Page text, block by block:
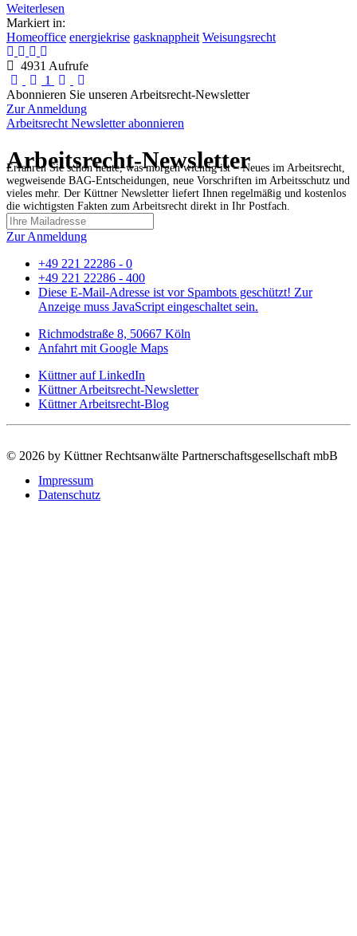
Weiterlesen
Markiert in:
Homeoffice energiekrise gasknappheit Weisungsrecht
4931 Aufrufe
First Page
Previous Page
1 Next Page
Abonnieren Sie unseren Arbeitsrecht-Newsletter
Zur Anmeldung
Arbeitsrecht Newsletter abonnieren
Arbeitsrecht-Newsletter
Erfahren Sie schon heute, was morgen wichtig ist – Neues im Arbeitsrecht,
wegweisende BAG-Entscheidungen, neue Vorschriften im Arbeitsschutz und
vieles mehr. Der Küttner Newsletter liefert Ihnen regelmäßig und kostenlos
die wichtigsten Fakten zum Arbeitsrecht direkt in Ihr Postfach.
Zur Anmeldung
+49 221 22286 - 0
+49 221 22286 - 400
Diese E-Mail-Adresse ist vor Spambots geschützt! Zur
Anzeige muss JavaScript eingeschaltet sein.
Richmodstraße 8, 50667 Köln
Anfahrt mit Google Maps
Küttner auf LinkedIn
Küttner Arbeitsrecht-Newsletter
Küttner Arbeitsrecht-Blog
© 2026 by Küttner Rechtsanwälte Partnerschaftsgesellschaft mbB
Impressum
Datenschutz